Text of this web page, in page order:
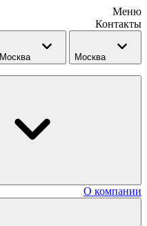
Меню
Контакты
Москва Москва
О компании